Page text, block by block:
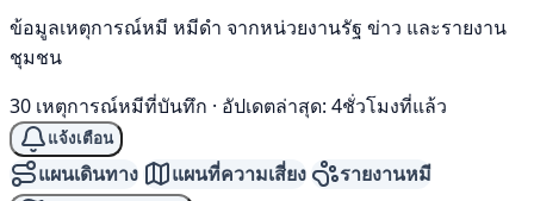
ข้อมูลเหตุการณ์หมี หมีดำ จากหน่วยงานรัฐ ข่าว และรายงาน
ชุมชน
30 เหตุการณ์หมีที่บันทึก · อัปเดตล่าสุด: 4ชั่วโมงที่แล้ว
แจ้งเตือน
แผนเดินทาง แผนที่ความเสี่ยง รายงานหมี